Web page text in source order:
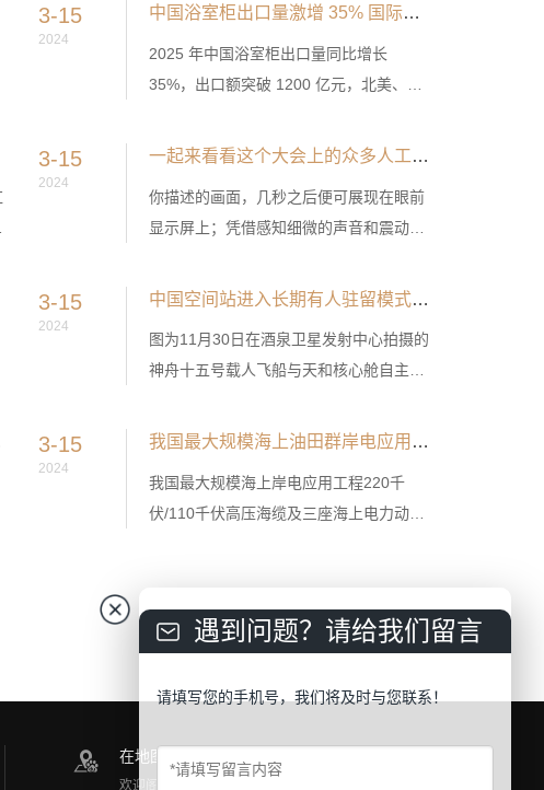
3-15
2024
中国浴室柜出口量激增 35% 国际市场呈现三大新趋势
2025 年中国浴室柜出口量同比增长
35%，出口额突破 1200 亿元，北美、欧
计本土化、功能定制化、材质环保化” 三
3-15
2024
一起来看看这个大会上的众多人工智能产业前沿产品
你描述的画面，几秒之后便可展现在眼前
显示屏上；凭借感知细微的声音和震动，
要创伤性检查，就能精确显示病灶；一座
3-15
2024
中国空间站进入长期有人驻留模式
图为11月30日在酒泉卫星发射中心拍摄的
神舟十五号载人飞船与天和核心舱自主快
正摄
3-15
2024
我国最大规模海上油田群岸电应用工程海上站成功送电
我国最大规模海上岸电应用工程220千
伏/110千伏高压海缆及三座海上电力动力
在地图上找到我们
欢迎阁下莅临公司参观指导！
遇到问题？请给我们留言
请填写您的手机号，我们将及时与您联系！